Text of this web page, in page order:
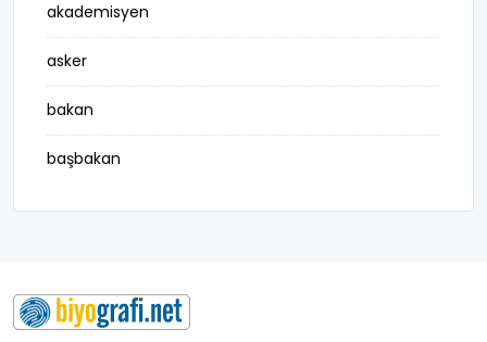
akademisyen
asker
bakan
başbakan
belediye başkanı
buluş